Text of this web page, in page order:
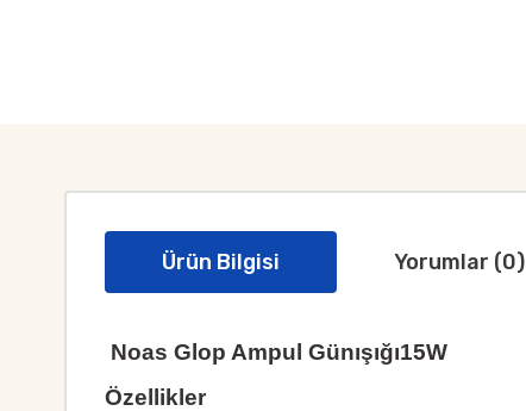
Ürün Bilgisi Yorumlar (0)
Noas Glop Ampul Günışığı15W
Özellikler